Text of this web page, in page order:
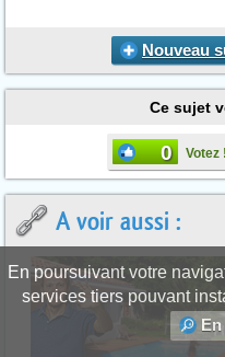
Nouveau
Ce sujet
0 Votez !
A voir aussi :
En poursuivant votre
services tiers pouvant